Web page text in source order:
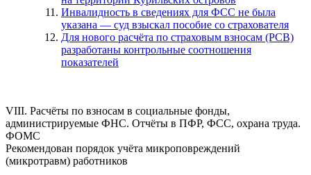
Инвалидность в сведениях для ФСС не была
указана — суд взыскал пособие со страхователя
Для нового расчёта по страховым взносам (РСВ)
разработаны контрольные соотношения
показателей
VIII. Расчёты по взносам в социальные фонды,
администрируемые ФНС. Отчёты в ПФР, ФСС, охрана труда.
ФОМС
Рекомендован порядок учёта микроповреждений
(микротравм) работников